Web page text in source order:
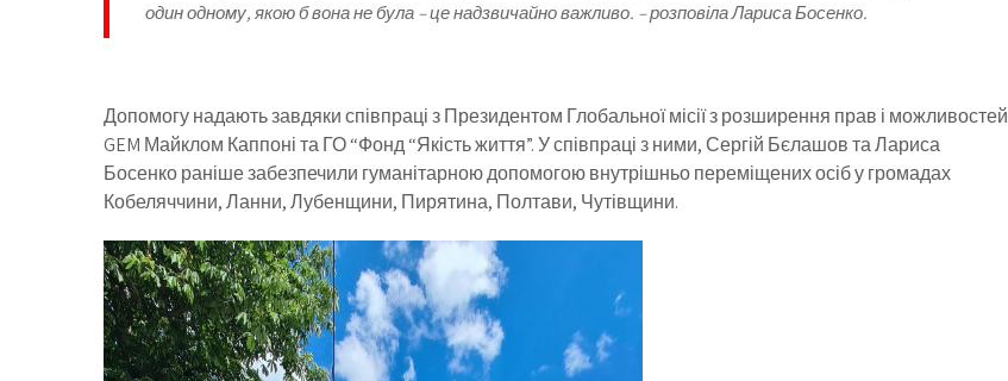
один одному, якою б вона не була – це надзвичайно важливо. – розповіла Лариса Босенко.
Допомогу надають завдяки співпраці з Президентом Глобальної місії з розширення прав і можливостей
GEM Майклом Каппоні та ГО “Фонд “Якість життя”. У співпраці з ними, Сергій Бєлашов та Лариса
Босенко раніше забезпечили гуманітарною допомогою внутрішньо переміщених осіб у громадах
Кобеляччини, Ланни, Лубенщини, Пирятина, Полтави, Чутівщини.